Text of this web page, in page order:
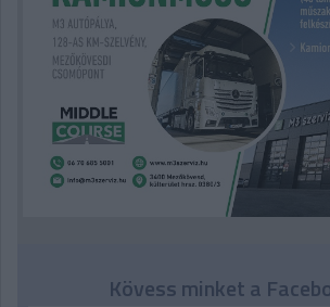
Kövess minket a